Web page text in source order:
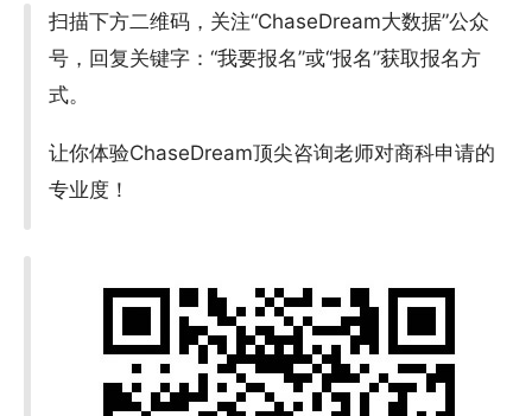
扫描下方二维码，关注“ChaseDream大数据”公众
号，回复关键字：“我要报名”或“报名”获取报名方
式。
让你体验ChaseDream顶尖咨询老师对商科申请的
专业度！